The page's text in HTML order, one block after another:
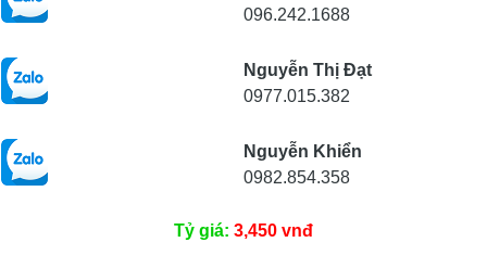
096.242.1688
Nguyễn Thị Đạt
0977.015.382
Nguyễn Khiển
0982.854.358
Tỷ giá: 3,450 vnđ